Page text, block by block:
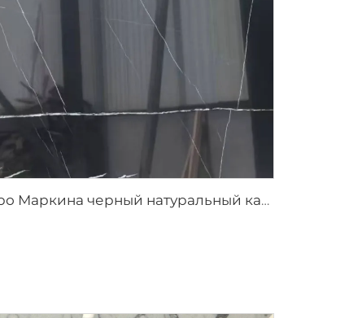
Неро Маркина черный натуральный каменный мрамор с белой трещиноватой текстурой прожилок